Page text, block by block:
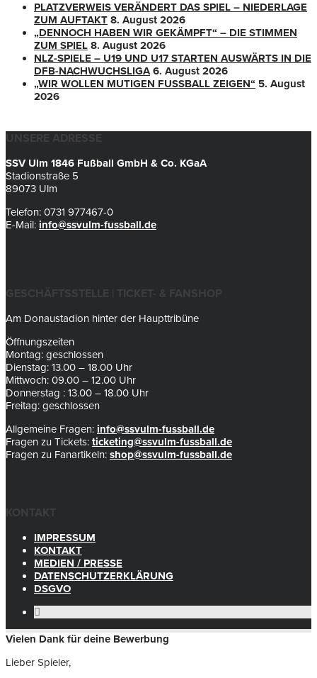
PLATZVERWEIS VERÄNDERT DAS SPIEL – NIEDERLAGE
ZUM AUFTAKT 8. August 2026
„DENNOCH HABEN WIR GEKÄMPFT“ – DIE STIMMEN
ZUM SPIEL 8. August 2026
NLZ-SPIELE – U19 UND U17 STARTEN AUSWÄRTS IN DIE
DFB-NACHWUCHSLIGA 6. August 2026
„WIR WOLLEN MUTIGEN FUSSBALL ZEIGEN“
5. August
2026
UNSERE ADRESSE
SSV Ulm 1846 Fußball GmbH & Co. KGaA
Stadionstraße 5
89073 Ulm
Telefon: 0731 977467-0
E-Mail: info@ssvulm-fussball.de
GESCHÄFTSSTELLE | TICKET- & FANSHOP
Am Donaustadion hinter der Haupttribüne
Öffnungszeiten
Montag: geschlossen
Dienstag: 13.00 – 18.00 Uhr
Mittwoch: 09.00 – 12.00 Uhr
Donnerstag : 13.00 – 18.00 Uhr
Freitag: geschlossen
Allgemeine Fragen: info@ssvulm-fussball.de
Fragen zu Tickets: ticketing@ssvulm-fussball.de
Fragen zu Fanartikeln: shop@ssvulm-fussball.de
KONTAKT
IMPRESSUM
KONTAKT
MEDIEN / PRESSE
DATENSCHUTZERKLÄRUNG
DSGVO
Vielen Dank für deine Bewerbung
Lieber Spieler,